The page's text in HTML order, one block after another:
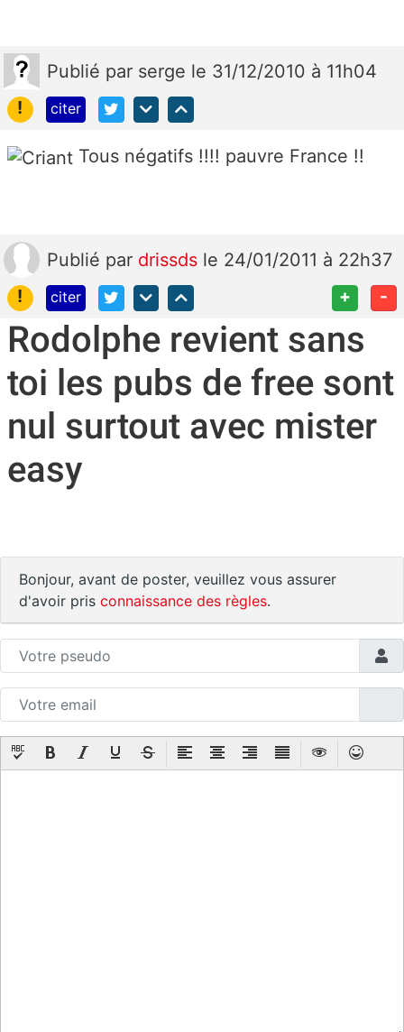
Publié par serge le 31/12/2010 à 11h04
!
citer
Tous négatifs !!!! pauvre France !!
Publié par drissds le 24/01/2011 à 22h37
!
citer + -
Rodolphe revient sans
toi les pubs de free sont
nul surtout avec mister
easy
Bonjour, avant de poster, veuillez vous assurer
d'avoir pris connaissance des règles.